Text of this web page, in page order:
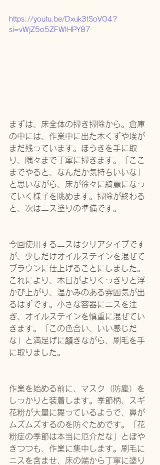
https://youtu.be/Dxuk3tSoVO4?
si=vWjZ5o5ZFWIHPY87
まずは、床全体の掃き掃除から。倉庫
の中には、作業中に出た木くずや埃が
まだ残っています。ほうきを手に取
り、隅々まで丁寧に掃きます。「ここ
までやると、なんだか気持ちいいな」
と思いながら、床が徐々に綺麗になっ
ていく様子を眺めます。掃除が終わる
と、次はニス塗りの準備です。
今回使用するニスはクリアタイプです
が、少しだけオイルステインを混ぜて
ブラウンに仕上げることにしました。
これにより、木目がよりくっきりと浮
かび上がり、温かみのある雰囲気が出
るはずです。小さな容器にニスを注
ぎ、オイルステインを慎重に混ぜてい
きます。「この色合い、いい感じだ
な」と満足げに頷きながら、刷毛を手
に取りました。
作業を始める前に、マスク（防塵）を
しっかりと装着します。季節柄、スギ
花粉が大量に舞っているようで、鼻が
ムズムズするのを防ぐためです。「花
粉症の季節は本当に厄介だな」とぼや
きつつも、作業に集中します。刷毛に
ニスを含ませ、床の端から丁寧に塗り